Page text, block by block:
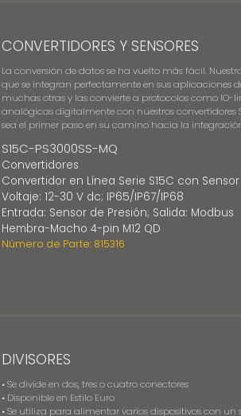
CONVERTIDORES Y SENSORES
La conversión de datos se ha vuelto más fácil.
que se integran perfectamente en sus aplicaciones
muchas otras y las convierte a protocolos como IO-
analógicas digitalmente con nuestros convertidores
sea el primer paso en su camino hacia la
S15C-PS3000SS-MQ
Convertidores
Convertidor en Línea Serie S15C con
Voltaje: 12-30 V dc; IP65/IP67/IP68
Entrada: Sensor de Presión; Salida: Modbus
Hembra-Macho 4-pin M12 QD
Número de Parte: 815316
DIVISORES
• Se divide en dos, tres o cuatro conectores
• Disponible en Estilo Euro
• Se utiliza para alimentar varios dispositivos con un